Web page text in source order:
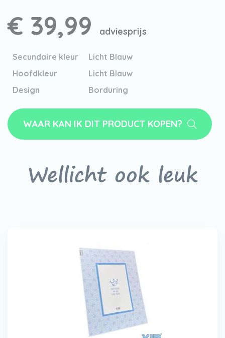
€ 39,99 adviesprijs
Secundaire kleur
Licht Blauw
Hoofdkleur
Licht Blauw
Design
Borduring
WAAR KAN IK DIT PRODUCT KOPEN?
Wellicht ook leuk